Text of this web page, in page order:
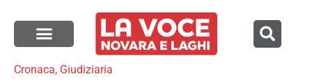
Cronaca, Giudiziaria